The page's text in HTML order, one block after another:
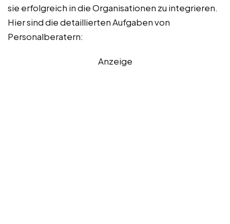
sie erfolgreich in die Organisationen zu integrieren.
Hier sind die detaillierten Aufgaben von
Personalberatern:
Anzeige